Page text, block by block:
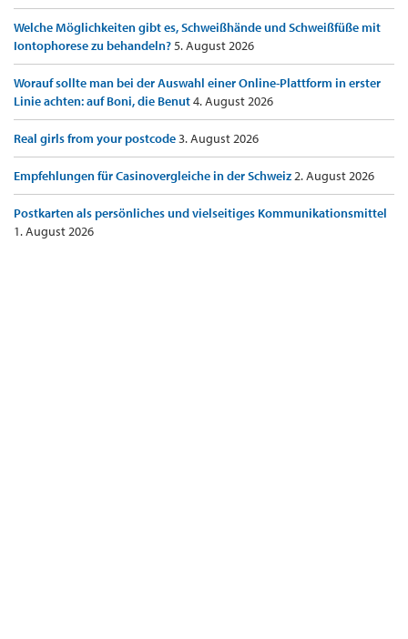
Welche Möglichkeiten gibt es, Schweißhände und Schweißfüße mit
Iontophorese zu behandeln?5. August 2026
Worauf sollte man bei der Auswahl einer Online-Plattform in erster
Linie achten: auf Boni, die Benut4. August 2026
Real girls from your postcode3. August 2026
Empfehlungen für Casinovergleiche in der Schweiz2. August 2026
Postkarten als persönliches und vielseitiges Kommunikationsmittel
1. August 2026